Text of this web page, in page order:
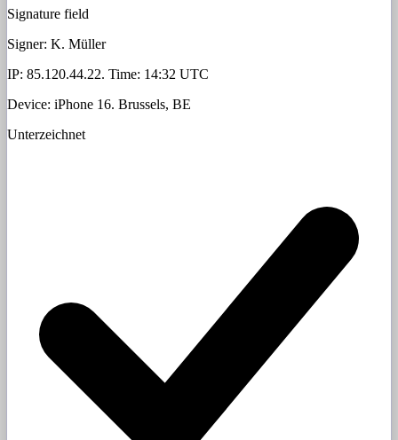
Signature field
Signer: K. Müller
IP: 85.120.44.22. Time: 14:32 UTC
Device: iPhone 16. Brussels, BE
Unterzeichnet